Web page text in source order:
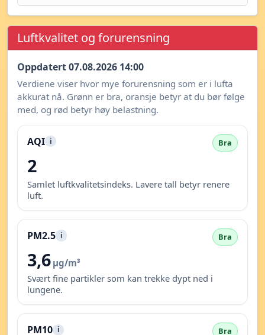
Luftkvalitet og forurensning
Oppdatert 07.08.2026 14:00
Verdiene viser hvor mye forurensning som er i lufta
akkurat nå. Grønn er bra, oransje betyr at du bør følge
med, og rød betyr høy belastning.
AQI i Bra
2
Samlet luftkvalitetsindeks. Lavere tall betyr renere
luft.
PM2.5 i Bra
3,6 µg/m³
Svært fine partikler som kan trekke dypt ned i
lungene.
PM10 i Bra